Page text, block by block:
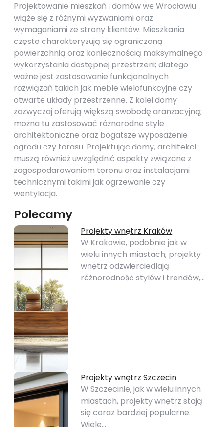
Projektowanie mieszkań i domów we Wrocławiu
wiąże się z różnymi wyzwaniami oraz
wymaganiami ze strony klientów. Mieszkania
często charakteryzują się ograniczoną
powierzchnią oraz koniecznością maksymalnego
wykorzystania dostępnej przestrzeni; dlatego
ważne jest zastosowanie funkcjonalnych
rozwiązań takich jak meble wielofunkcyjne czy
otwarte układy przestrzenne. Z kolei domy
zazwyczaj oferują większą swobodę aranżacyjną;
można tu zastosować różnorodne style
architektoniczne oraz bogatsze wyposażenie
ogrodu czy tarasu. Projektując domy, architekci
muszą również uwzględnić aspekty związane z
zagospodarowaniem terenu oraz instalacjami
technicznymi takimi jak ogrzewanie czy
wentylacja.
Polecamy
Projekty wnętrz Kraków
W Krakowie, podobnie jak w
wielu innych miastach, projekty
wnętrz odzwierciedlają
różnorodność stylów i trendów,…
Projekty wnętrz Szczecin
W Szczecinie, jak w wielu innych
miastach, projekty wnętrz stają
się coraz bardziej popularne.
Wiele…